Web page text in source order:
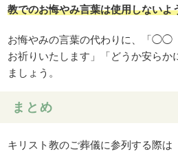
教でのお悔やみ言葉は使用しないよ
お悔やみの言葉の代わりに、「◯◯
お祈りいたします」「どうか安らか
ましょう。
まとめ
キリスト教のご葬儀に参列する際は